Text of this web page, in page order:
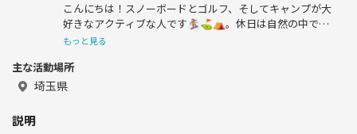
こんにちは！スノーボードとゴルフ、そしてキャンプが大
好きなアクティブな人です🏂⛳️⛺️。休日は自然の中でリ
フレッシュし、新しい友達との素敵な出会いを楽しみにし
もっと見る
主な活動場所
埼玉県
説明